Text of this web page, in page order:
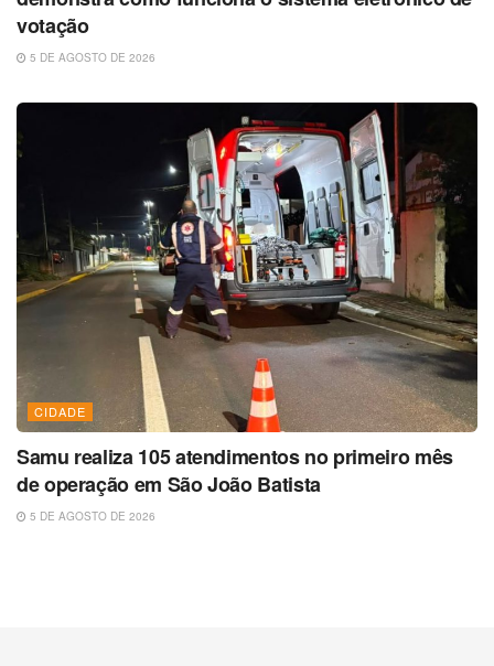
votação
5 DE AGOSTO DE 2026
CIDADE
Samu realiza 105 atendimentos no primeiro mês
de operação em São João Batista
5 DE AGOSTO DE 2026